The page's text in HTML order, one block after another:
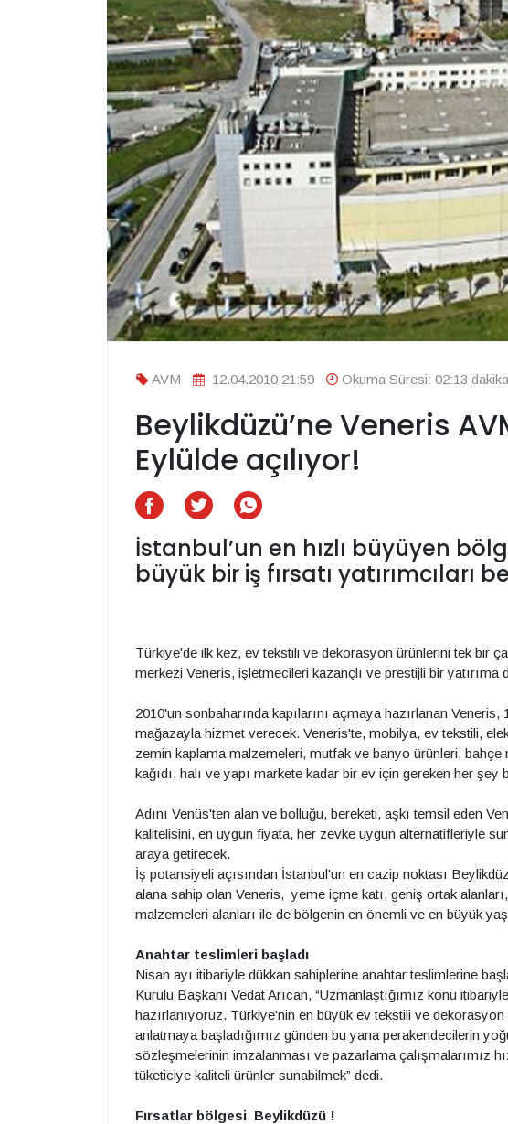
AVM 12.04.2010 21:59 Okuma Süresi: 02:13 dakika
Beylikdüzü’ne Veneris
Eylülde açılıyor!
İstanbul’un en hızlı büyüyen
büyük bir iş fırsatı yatırımcıları
Türkiye'de ilk kez, ev tekstili ve dekorasyon ürünlerini tek bir
merkezi Veneris, işletmecileri kazançlı ve prestijli bir yatırıma
2010'un sonbaharında kapılarını açmaya hazırlanan
mağazayla hizmet verecek. Veneris'te, mobilya, ev tekstili,
zemin kaplama malzemeleri, mutfak ve banyo ürünleri,
kağıdı, halı ve yapı markete kadar bir ev için gereken her şey
Adını Venüs'ten alan ve bolluğu, bereketi, aşkı temsil eden
kalitelisini, en uygun fiyata, her zevke uygun alternatifleriyle
araya getirecek.
İş potansiyeli açısından İstanbul'un en cazip noktası
alana sahip olan Veneris, yeme içme katı, geniş ortak
malzemeleri alanları ile de bölgenin en önemli ve en büyük
Anahtar teslimleri başladı
Nisan ayı itibariyle dükkan sahiplerine anahtar teslimlerine
Kurulu Başkanı Vedat Arıcan, “Uzmanlaştığımız konu
hazırlanıyoruz. Türkiye'nin en büyük ev tekstili ve dekorasyon
anlatmaya başladığımız günden bu yana perakendecilerin
sözleşmelerinin imzalanması ve pazarlama çalışmalarımız
tüketiciye kaliteli ürünler sunabilmek” dedi.
Fırsatlar bölgesi Beylikdüzü !